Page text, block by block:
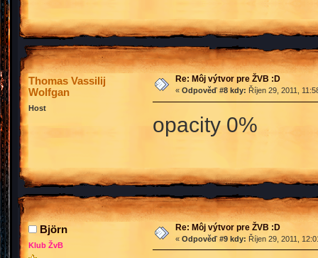
Thomas Vassilij
Wolfgan
Host
Re: Môj výtvor pre ŽVB :D
« Odpověď #8 kdy: Říjen 29, 2011,
opacity 0%
Björn
Klub ŽvB
Re: Môj výtvor pre ŽVB :D
« Odpověď #9 kdy: Říjen 29, 2011,